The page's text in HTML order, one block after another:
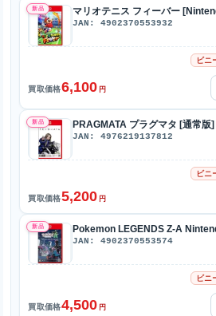
新品 マリオテニス フィーバー
JAN: 4902370553932
ビニ
買取価格6,100 円
新品 PRAGMATA プラグマタ [通常
JAN: 4976219137812
ビニ
買取価格5,200 円
新品 Pokemon LEGENDS Z-A
JAN: 4902370553574
ビニ
買取価格4,500 円